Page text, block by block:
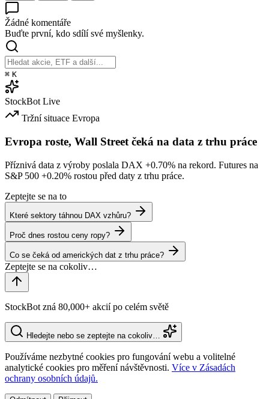
Žádné komentáře
Buďte první, kdo sdílí své myšlenky.
⌘ K
StockBot Live
Tržní situace Evropa
Evropa roste, Wall Street čeká na data z trhu práce
Příznivá data z výroby poslala DAX +0.70% na rekord. Futures na
S&P 500 +0.20% rostou před daty z trhu práce.
Zeptejte se na to
Které sektory táhnou DAX vzhůru?
Proč dnes rostou ceny ropy?
Co se čeká od amerických dat z trhu práce?
StockBot zná 80,000+ akcií po celém světě
Hledejte nebo se zeptejte na cokoliv…
Používáme nezbytné cookies pro fungování webu a volitelné
analytické cookies pro měření návštěvnosti. Více v Zásadách
ochrany osobních údajů.